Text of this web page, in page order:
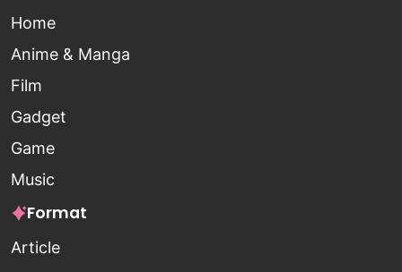
Home
Anime & Manga
Film
Gadget
Game
Music
Format
Article